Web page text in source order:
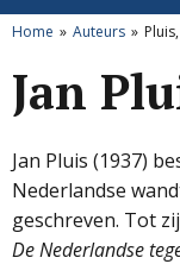
Home Auteurs
Jan
Jan Pluis (1937)
Nederlandse
geschreven. Tot
De Nederlandse